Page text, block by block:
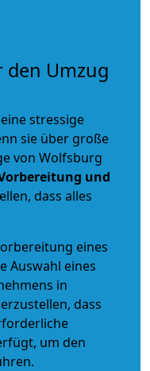
den Umzug
stressige
sie über große
von Wolfsburg
und
dass alles
eines
Auswahl eines
in
dass
um den